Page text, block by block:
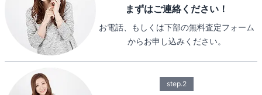
まずはご連絡ください！
お電話、もしくは下部の無料査定フォーム
からお申し込みください。
step.2